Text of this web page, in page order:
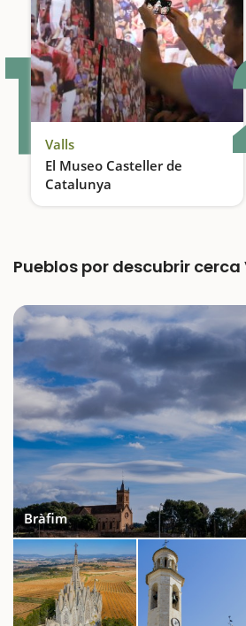
1Valls
El Museo Casteller de
Catalunya
Un Museo con actividades inmersivas para toda la familia
Pueblos por descubrir
Bràfim